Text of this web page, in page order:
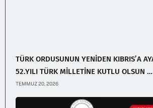
TÜRK ORDUSUNUN YENİDEN KIBRIS’A
52.YILI TÜRK MİLLETİNE KUTLU OLSUN …
TEMMUZ 20, 2026